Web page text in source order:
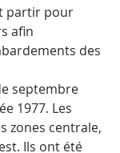
partir pour
afin
des
septembre
1977. Les
zones centrale,
Ils ont été